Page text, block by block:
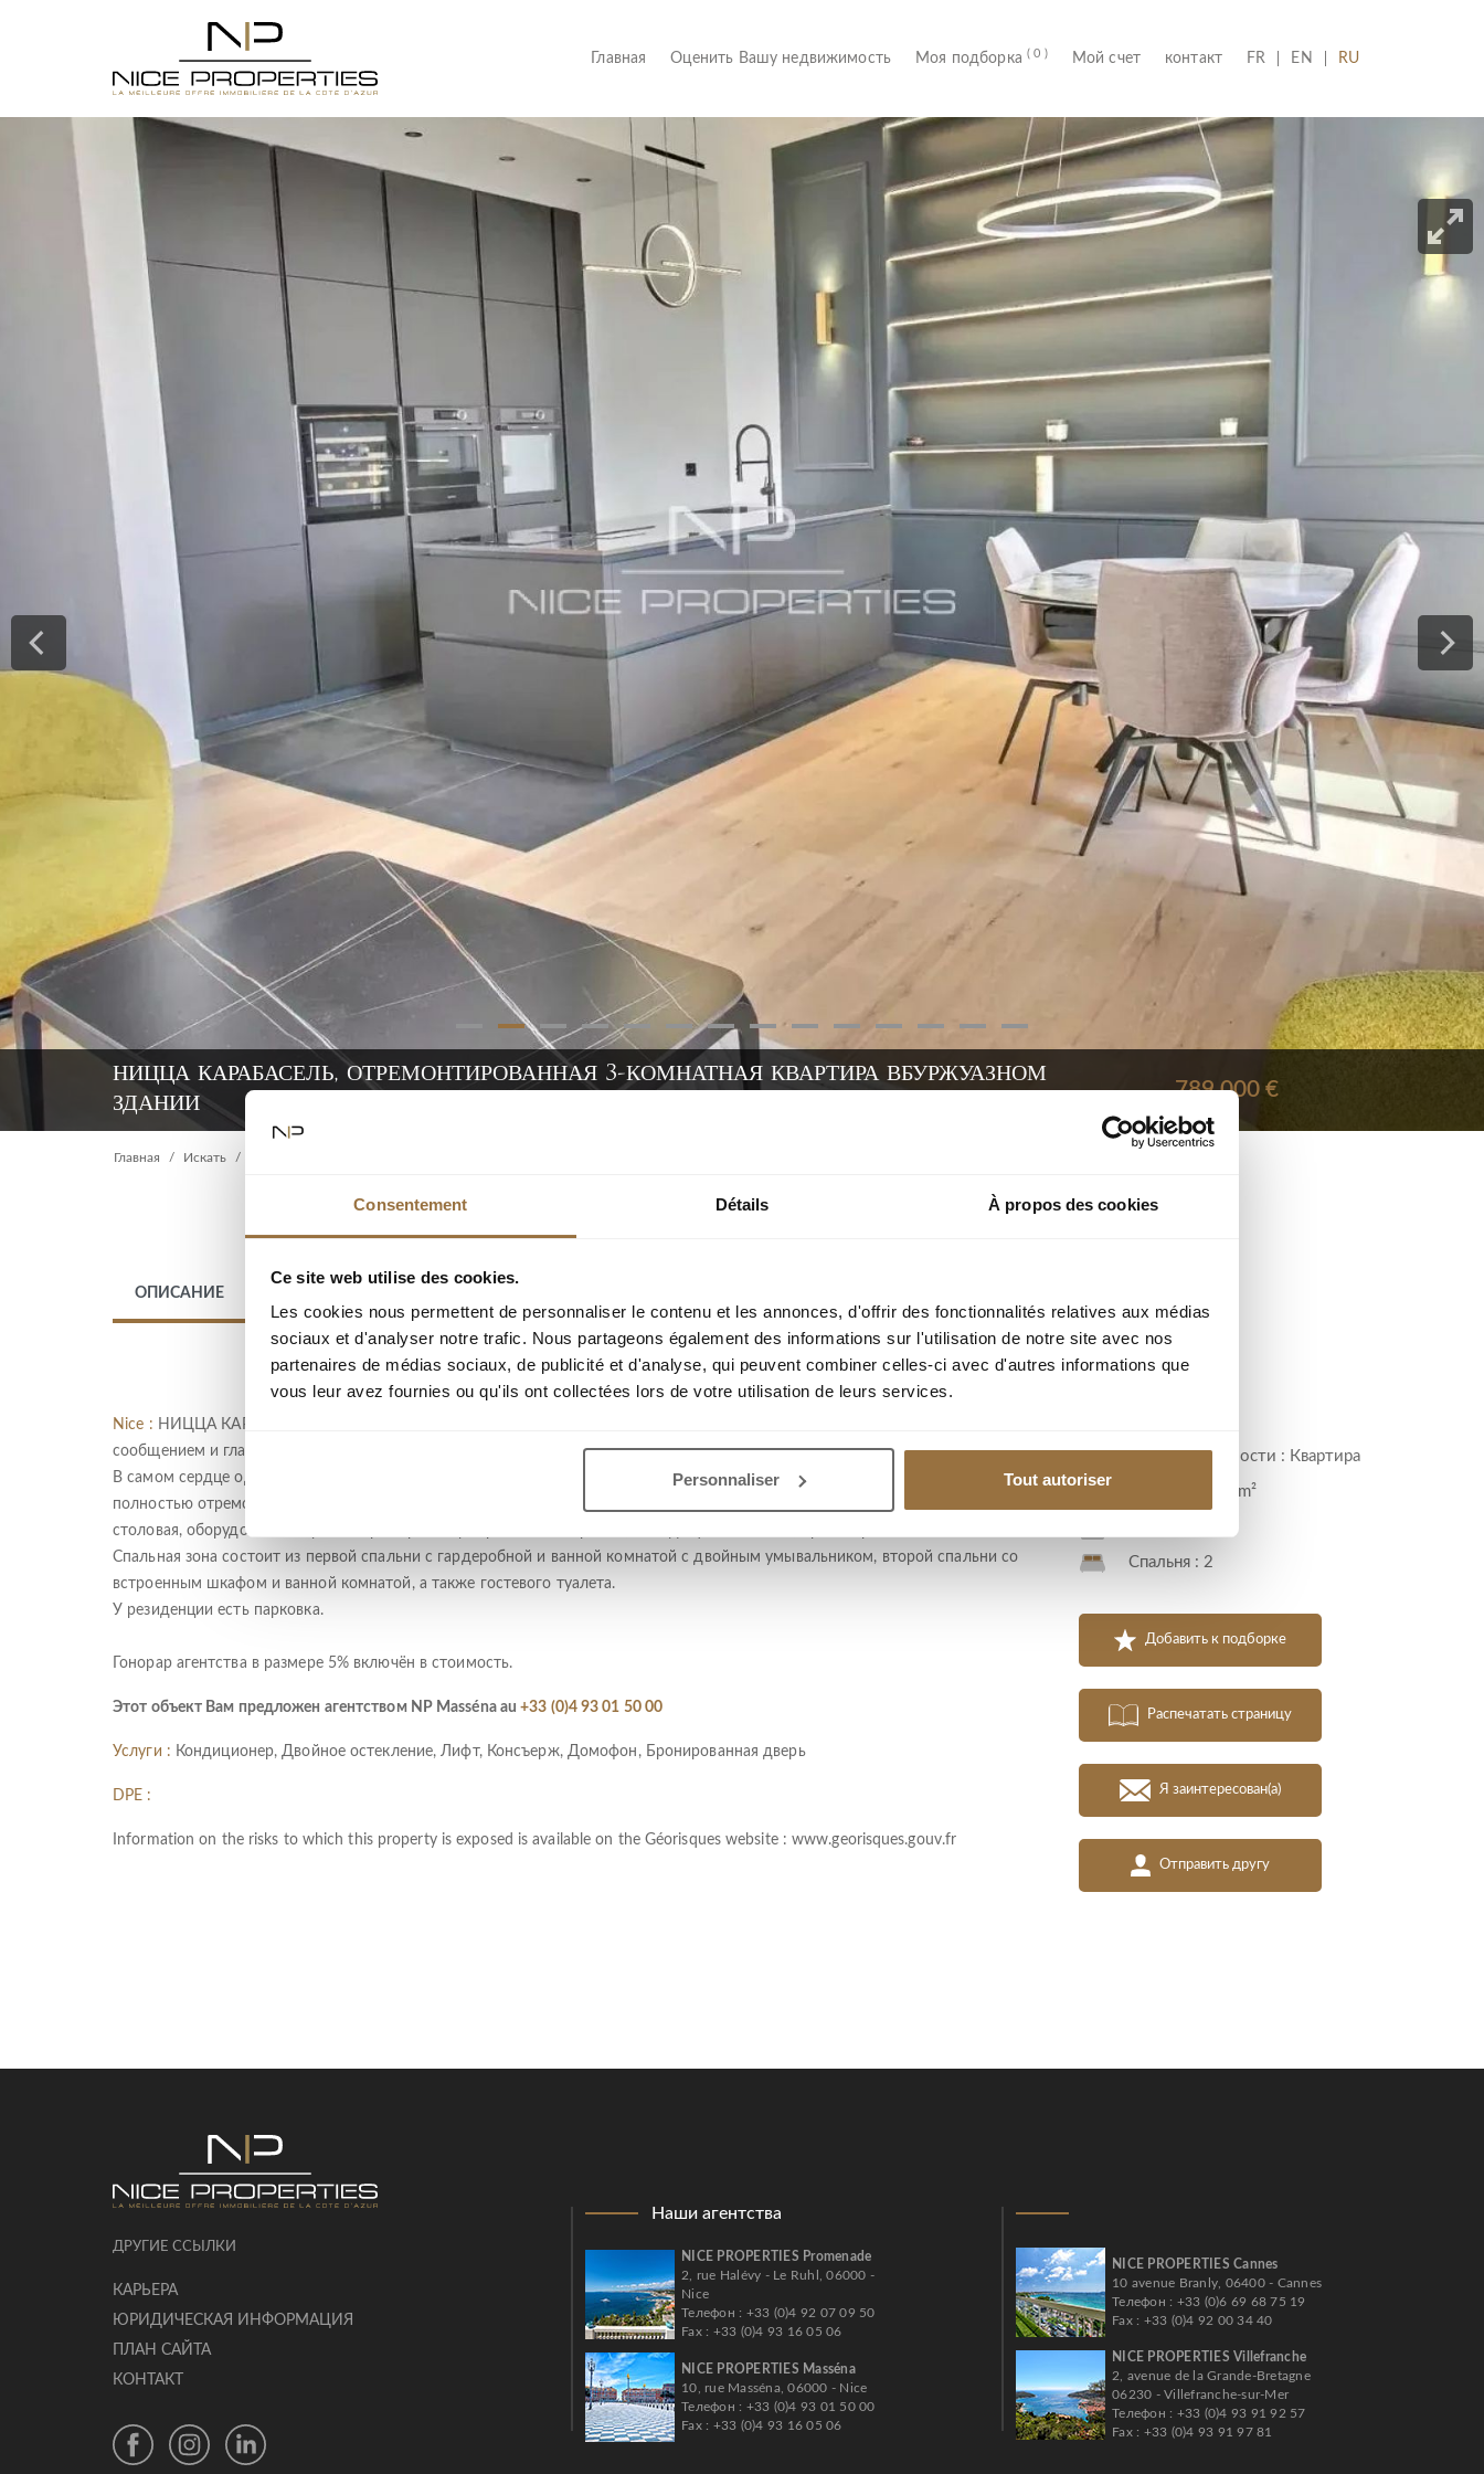
Consentement Détails À propos des cookies
Ce site web utilise des cookies.
Les cookies nous permettent de personnaliser le contenu et les annonces, d'offrir des fonctionnalités relatives aux médias
sociaux et d'analyser notre trafic. Nous partageons également des informations sur l'utilisation de notre site avec nos
partenaires de médias sociaux, de publicité et d'analyse, qui peuvent combiner celles-ci avec d'autres informations que
vous leur avez fournies ou qu'ils ont collectées lors de votre utilisation de leurs services.
Personnaliser Tout autoriser
Главная (current)
Оценить Вашу недвижимость Моя подборка( 0 ) Мой счет контакт FR (CURRENT)
EN RU
Главная Искать
НИЦЦА КАРАБАСЕЛЬ, ОТРЕМОНТИРОВАННАЯ 3-КОМНАТНАЯ КВАРТИРА ВБУРЖУАЗНОМ
ЗДАНИИ
789 000 €
ОПИСАНИЕ
Nice : НИЦЦА КАРАБАСЕЛЬ : Расположена в востребованном районе Bas Cimiez, рядом со школами, транспортным
сообщением и главными дорогами, всего в нескольких минутах ходьбы от центра города.
В самом сердце одного из самых красивых дворцов Симье, Гранд Палас, великолепная 3-комнатная квартира на 4-м этаже,
полностью отремонтированная и оснащенная кондиционером/ Прихожая с изготовленным на заказ шкафом, гостиная-
столовая, оборудованная кухня с мраморным центральным островом, выходящая на балкон, ориентированный на юг.
Спальная зона состоит из первой спальни с гардеробной и ванной комнатой с двойным умывальником, второй спальни со
встроенным шкафом и ванной комнатой, а также гостевого туалета.
У резиденции есть парковка.
Гонорар агентства в размере 5% включён в стоимость.
Этот объект Вам предложен агентством NP Masséna au+33 (0)4 93 01 50 00
Услуги : Кондиционер, Двойное остекление, Лифт, Консъерж, Домофон, Бронированная дверь
DPE :
Information on the risks to which this property is exposed is available on the Géorisques website : www.georisques.gouv.fr
Ref : 85939301
Тип недвижимости : Квартира
Площадь : 81 m²
Спальня : 2
Добавить к подборке
Распечатать страницу
Я заинтересован(а)
Отправить другу
ДРУГИЕ ССЫЛКИ
КАРЬЕРА
ЮРИДИЧЕСКАЯ ИНФОРМАЦИЯ
ПЛАН САЙТА
КОНТАКТ
Наши агентства
NICE PROPERTIES Promenade
2, rue Halévy - Le Ruhl, 06000 -
Nice
Телефон : +33 (0)4 92 07 09 50
Fax : +33 (0)4 93 16 05 06
NICE PROPERTIES Masséna
10, rue Masséna, 06000 - Nice
Телефон : +33 (0)4 93 01 50 00
Fax : +33 (0)4 93 16 05 06
NICE PROPERTIES Cannes
10 avenue Branly, 06400 - Cannes
Телефон : +33 (0)6 69 68 75 19
Fax : +33 (0)4 92 00 34 40
NICE PROPERTIES Villefranche
2, avenue de la Grande-Bretagne
06230 - Villefranche-sur-Mer
Телефон : +33 (0)4 93 91 92 57
Fax : +33 (0)4 93 91 97 81